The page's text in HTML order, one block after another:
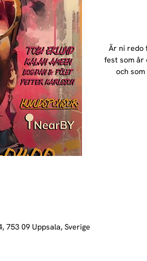
Är ni redo
fest som år
och
753 09 Uppsala, Sverige